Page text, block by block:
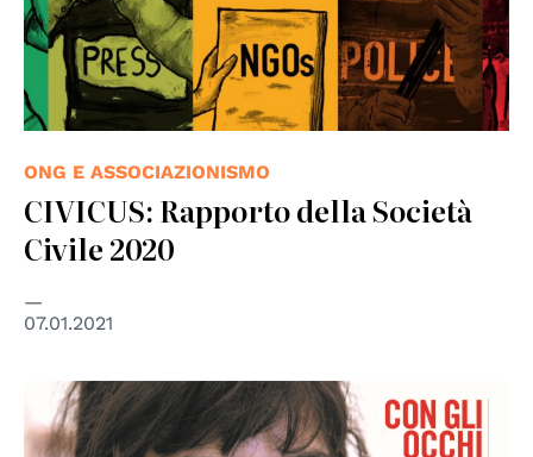
ONG E ASSOCIAZIONISMO
CIVICUS: Rapporto della Società
Civile 2020
07.01.2021
© Save the Children